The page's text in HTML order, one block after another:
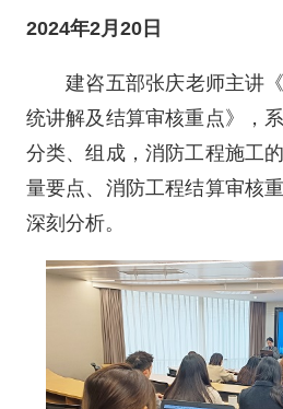
2024年2月20日
建咨五部张庆老师主讲《
统讲解及结算审核重点》，
分类、组成，消防工程施工
量要点、消防工程结算审核
深刻分析。